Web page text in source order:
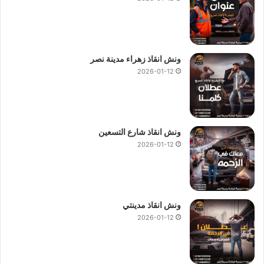
اسرع ونش انقاذ 01144849927
01094833093
اتصل بنا على الفور بـ
للشركة وسنقدم لك الحل و توصيلك فورا بـ
لموقعك في اسرع وقت.
ونش انقاذ زهراء مدينة نصر
2026-01-12
ونش انقاذ شارع التسعين
2026-01-12
ونش انقاذ مدينتي
2026-01-12